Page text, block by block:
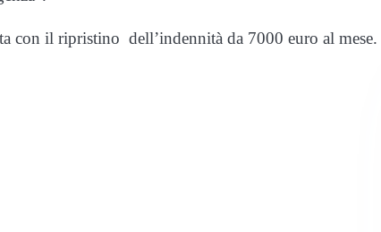
con il ripristino dell’indennità da 7000 euro al mese.